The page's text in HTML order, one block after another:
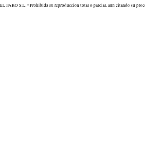
FARO S.L. • Prohibida su reproducción total o parcial, aún citando su